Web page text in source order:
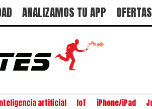
ANALIZAMOS TU APP
artificial IoT iPhone/iPad